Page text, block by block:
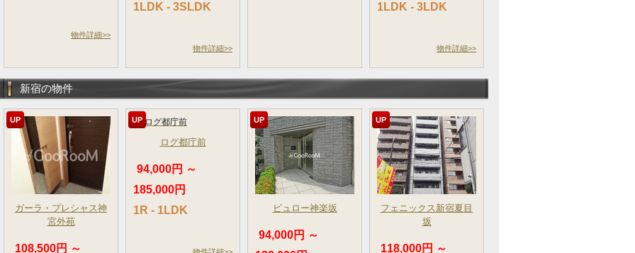
物件詳細>>
1LDK - 3SLDK
物件詳細>>
1LDK - 3LDK
物件詳細>>
新宿の物件
UP
ガーラ・プレシャス神
宮外苑
108,500円 ～
UP
ログ都庁前
94,000円 ～
185,000円
1R - 1LDK
UP
ビュロー神楽坂
94,000円 ～
UP
フェニックス新宿夏目
坂
118,000円 ～